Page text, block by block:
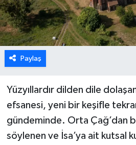
Paylaş
Yüzyıllardır dilden dile
efsanesi, yeni bir keşifle
gündeminde. Orta Çağ’dan
söylenen ve İsa’ya ait kutsal
Genel
Gündem
İlçeler
Köşe Yazıları